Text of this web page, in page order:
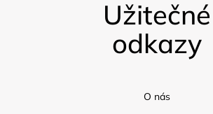
Užitečné
odkazy
O nás